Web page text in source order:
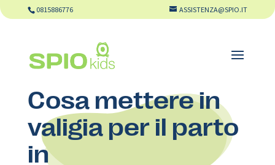
0815886776 ASSISTENZA@SPIO.IT
Cosa mettere in
valigia per il parto
in